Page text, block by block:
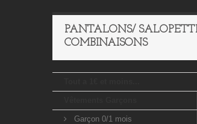
PANTALONS/
COMBINAISONS
Garçon 0/1 mois